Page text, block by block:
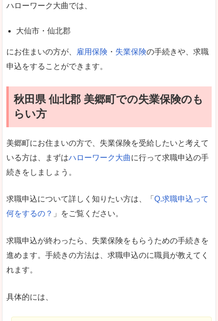
ハローワーク大曲では、
大仙市・仙北郡
にお住まいの方が、 雇用保険 ・ 失業保険の手続きや、求職
申込をすることができます。
秋田県 仙北郡 美郷町での失業保険のも
らい方
美郷町にお住まいの方で、失業保険を受給したいと考えて
いる方は、まずはハローワーク大曲に行って求職申込の手
続きをしましょう。
求職申込について詳しく知りたい方は、「 Q.求職申込って
何をするの？ 」をご覧ください。
求職申込が終わったら、失業保険をもらうための手続きを
進めます。手続きの方法は、求職申込のに職員が教えてく
れます。
具体的には、